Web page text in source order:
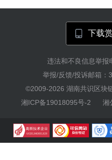
下载
违法和不良信息举报
举报/反馈/投诉邮箱：
©2009-2026 湖南共识区块
湘ICP备19018095号-2
湘